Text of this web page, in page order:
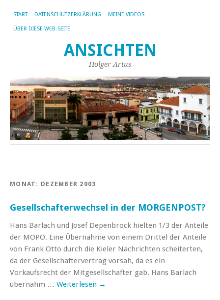
START DATENSCHUTZERKLÄRUNG MEINE VIDEOS
ÜBER DIESE WEB-SEITE
ANSICHTEN
Holger Artus
MONAT: DEZEMBER 2003
Gesellschafterwechsel in der MORGENPOST?
Hans Barlach und Josef Depenbrock hielten 1/3 der Anteile
der MOPO. Eine Übernahme von einem Drittel der Anteile
von Frank Otto durch die Kieler Nachrichten scheiterten,
da der Gesellschaftervertrag vorsah, da es ein
Vorkaufsrecht der Mitgesellschafter gab. Hans Barlach
übernahm … Weiterlesen →